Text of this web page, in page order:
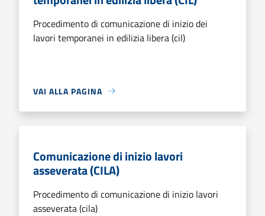
Procedimento di comunicazione di inizio dei
lavori temporanei in edilizia libera (cil)
VAI ALLA PAGINA
Comunicazione di inizio lavori
asseverata (CILA)
Procedimento di comunicazione di inizio lavori
asseverata (cila)